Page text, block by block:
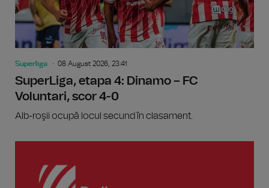
Superliga 08 August 2026, 23:41
SuperLiga, etapa 4: Dinamo – FC
Voluntari, scor 4-0
Alb-roşii ocupă locul secund în clasament.